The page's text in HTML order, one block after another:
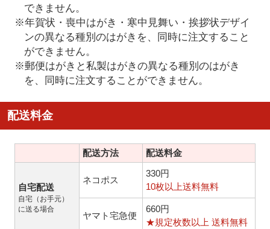
できません。
※年賀状・喪中はがき・寒中見舞い・挨拶状デザイ
ンの異なる種別のはがきを、同時に注文すること
ができません。
※郵便はがきと私製はがきの異なる種別のはがき
を、同時に注文することができません。
配送料金
配送方法 配送料金
自宅配送
自宅（お手元）
に送る場合
ネコポス
330円
10枚以上送料無料
ヤマト宅急便
660円
★規定枚数以上 送料無料